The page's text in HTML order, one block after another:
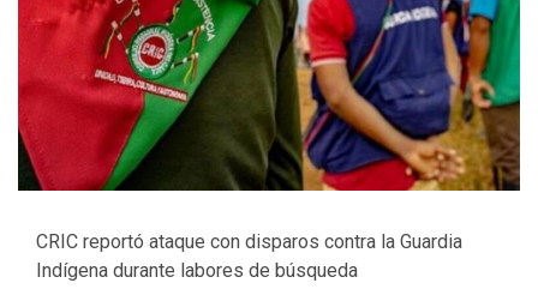
CRIC reportó ataque con disparos contra la Guardia
Indígena durante labores de búsqueda